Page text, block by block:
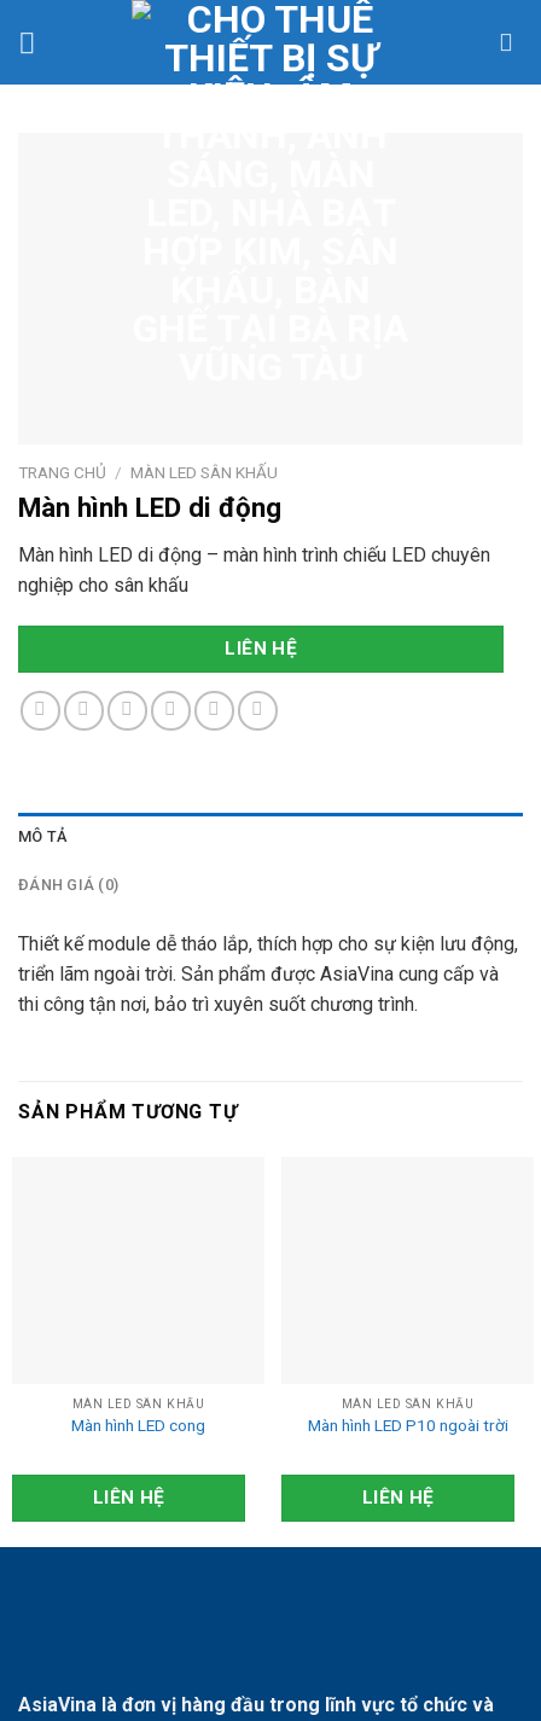
TRANG CHỦ / MÀN LED SÂN KHẤU
Màn hình LED di động
Màn hình LED di động – màn hình trình chiếu LED chuyên
nghiệp cho sân khấu
LIÊN HỆ
MÔ TẢ
ĐÁNH GIÁ (0)
Thiết kế module dễ tháo lắp, thích hợp cho sự kiện lưu động,
triển lãm ngoài trời. Sản phẩm được AsiaVina cung cấp và
thi công tận nơi, bảo trì xuyên suốt chương trình.
SẢN PHẨM TƯƠNG TỰ
MÀN LED SÂN KHẤU
Màn hình LED cong
LIÊN HỆ
MÀN LED SÂN KHẤU
Màn hình LED P10 ngoài trời
LIÊN HỆ
AsiaVina là đơn vị hàng đầu trong lĩnh vực tổ chức và